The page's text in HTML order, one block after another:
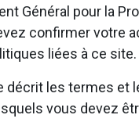
Général pour la
confirmer votre
liées à ce site.
décrit les termes et
vous devez